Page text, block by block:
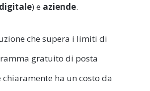
digitale) e aziende.
che supera i limiti di
gratuito di posta
chiaramente ha un costo da